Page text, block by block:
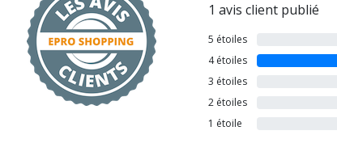
1 avis client publié
5 étoiles
4 étoiles
3 étoiles
2 étoiles
1 étoile